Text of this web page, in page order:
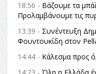
18:56 - Βάζουμε τα
Προλαμβάνουμε τις
13:39 - Συνέντευξη
Φουντουκίδη στον
14:44 - Κάλεσμα προς